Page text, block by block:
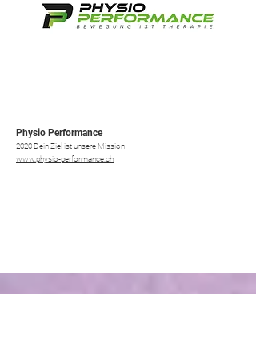
Physio Performance
2020 Dein Ziel ist unsere Mission
www.physio-performance.ch